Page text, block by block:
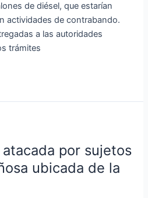
de diésel, que estarían
actividades de contrabando.
a las autoridades
trámites
por sujetos
ubicada de la